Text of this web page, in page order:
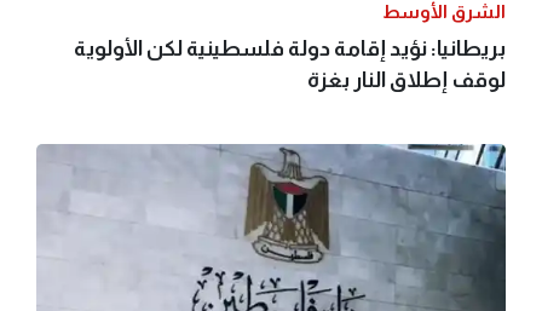
الشرق الأوسط
بريطانيا: نؤيد إقامة دولة فلسطينية لكن الأولوية
لوقف إطلاق النار بغزة